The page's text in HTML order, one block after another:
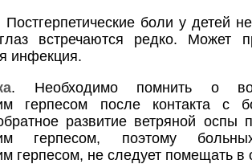
Постгерпетические боли у детей
встречаются редко. Может
инфекция.
. Необходимо помнить о
герпесом после контакта с
развитие ветряной оспы
герпесом, поэтому
герпесом, не следует помещать в